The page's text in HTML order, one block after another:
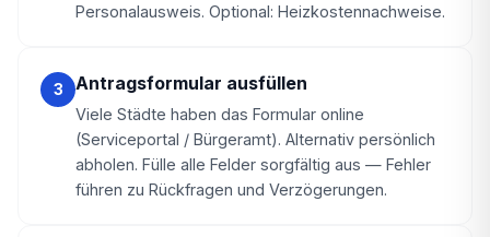
Personalausweis. Optional: Heizkostennachweise.
3 Antragsformular ausfüllen
Viele Städte haben das Formular online
(Serviceportal / Bürgeramt). Alternativ persönlich
abholen. Fülle alle Felder sorgfältig aus — Fehler
führen zu Rückfragen und Verzögerungen.